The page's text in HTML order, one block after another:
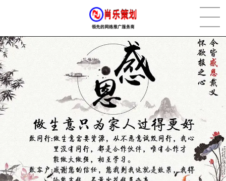
[2022-05-29] 实体门店如何做网络推广吸引客户，实体店网络营销技巧... 更多 >